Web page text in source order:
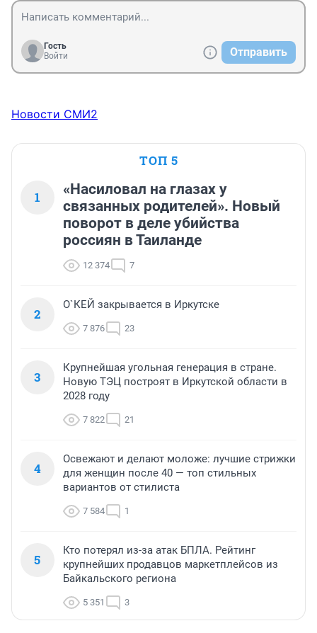
Гость
Войти
Отправить
Новости СМИ2
ТОП 5
1
«Насиловал на глазах у
связанных родителей». Новый
поворот в деле убийства
россиян в Таиланде
12 374 7
2
О`КЕЙ закрывается в Иркутске
7 876 23
3
Крупнейшая угольная генерация в стране.
Новую ТЭЦ построят в Иркутской области в
2028 году
7 822 21
4
Освежают и делают моложе: лучшие стрижки
для женщин после 40 — топ стильных
вариантов от стилиста
7 584 1
5
Кто потерял из-за атак БПЛА. Рейтинг
крупнейших продавцов маркетплейсов из
Байкальского региона
5 351 3